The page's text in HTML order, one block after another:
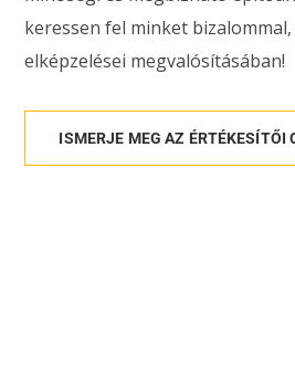
keressen fel minket
elképzelései megvalósításában!
ISMERJE MEG AZ ÉRTÉKESÍTŐI